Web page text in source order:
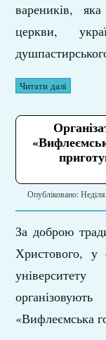
вареників,
церкви,
Читати далі
Опубліковано:
За доброю
Христового, у
«Вифлеємська